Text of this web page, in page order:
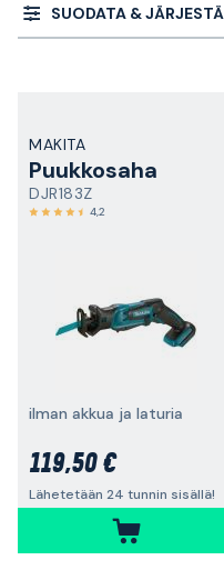
SUODATA & JÄRJESTÄ
MAKITA
Puukkosaha
DJR183Z
4,2
ilman akkua ja laturia
119,50 €
Lähetetään 24 tunnin sisällä!